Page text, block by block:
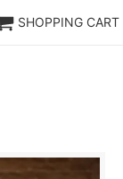
SHOPPING CART